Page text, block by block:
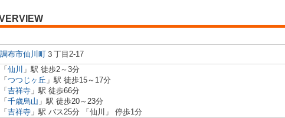
調布市仙川町 ３丁目2-17
「 仙川 」駅 徒歩2～3分
「 つつじヶ丘 」駅 徒歩15～17分
「 吉祥寺 」駅 徒歩66分
「 千歳烏山 」駅 徒歩20～23分
「 吉祥寺 」駅 バス25分 「仙川」 停歩1分